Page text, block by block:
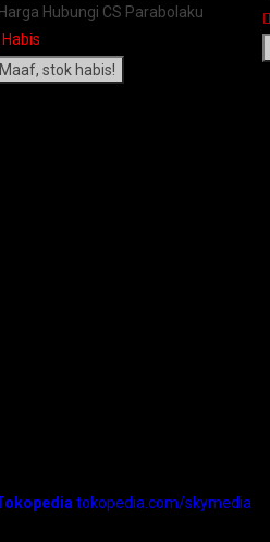
Hubungi CS Parabolaku
Habis
Maaf, stok habis!
tokopedia.com/skymedia